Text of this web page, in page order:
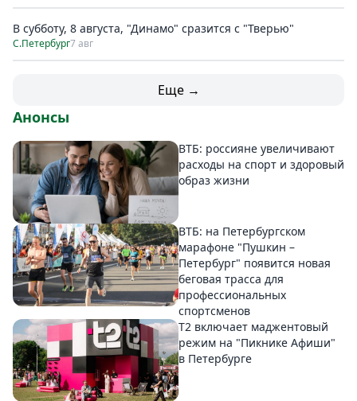
В субботу, 8 августа, "Динамо" сразится с "Тверью"
С.Петербург7 авг
Еще →
Анонсы
ВТБ: россияне увеличивают
расходы на спорт и здоровый
образ жизни
ВТБ: на Петербургском
марафоне "Пушкин –
Петербург" появится новая
беговая трасса для
профессиональных
спортсменов
Т2 включает маджентовый
режим на "Пикнике Афиши"
в Петербурге